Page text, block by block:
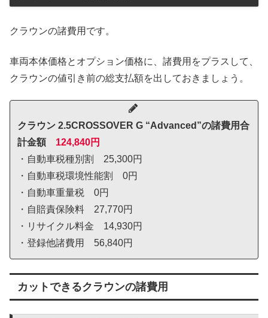
クラウンの諸費用です。
車両本体価格とオプション価格に、諸費用をプラスして、
クラウンの値引き前の総支払額を出しておきましょう。
クラウン 2.5CROSSOVER G “Advanced”の諸費用合
計金額
124,840円
・自動車税種別割 25,300円
・自動車税環境性能割 0円
・自動車重量税 0円
・自賠責保険料 27,770円
・リサイクル料金 14,930円
・登録他諸費用 56,840円
カットできるクラウンの諸費用